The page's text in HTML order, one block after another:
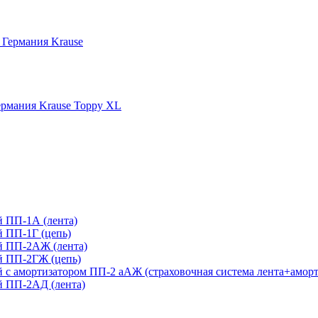
Krause
Krause Toppy XL
ПП-1А (лента)
ПП-1Г (цепь)
ПП-2АЖ (лента)
ПП-2ГЖ (цепь)
амортизатором ПП-2 аАЖ (страховочная система
ПП-2АД (лента)